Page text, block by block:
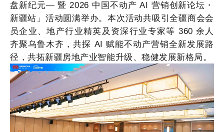
盘新纪元— 暨 2026 中国不动产 AI 营销创新论坛・
新疆站」活动圆满举办。本次活动共吸引全疆商会会
员企业、地产行业精英及资深行业专家等 360 余人
齐聚乌鲁木齐，共探 AI 赋能不动产营销全新发展路
径，共拓新疆房地产业智能升级、稳健发展新格局。